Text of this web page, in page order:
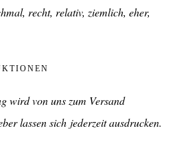
recht, relativ, ziemlich, eher,
wird von uns zum Versand
lassen sich jederzeit ausdrucken.